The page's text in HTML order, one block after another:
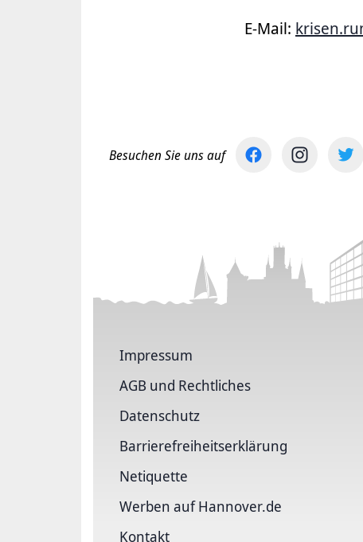
E-Mail:
Besuchen Sie uns auf
Impressum
AGB und Rechtliches
Datenschutz
Barriere­freiheits­erklärung
Netiquette
Werben auf Hannover.de
Kontakt